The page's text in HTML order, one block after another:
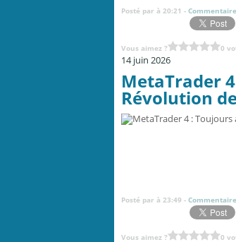
Posté par à 20:21 -
Vous aimez ? 0
14 juin 2026
MetaTrader
Révolution
Posté par à 23:49 -
Vous aimez ? 0